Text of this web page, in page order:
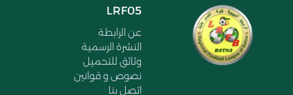
LRF05
عن الرابطة
النشرة الرسمية
وثائق للتحميل
نصوص و قوانين
اتصل بنا